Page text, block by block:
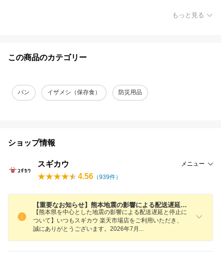
もっと見る
この商品のカテゴリー
パン イザメシ（保存食） 防災用品
ショップ情報
スギカウ メニュー
4.56 （939件）
【重要なお知らせ】熊本地震の影響による配送遅延と停止について／領収書の発行について
【熊本県を中心とした地震の影響による配送遅延と停止に
ついて】いつもスギカウ 楽天市場店をご利用いただき、
誠にありがとうございます。2026年7 月